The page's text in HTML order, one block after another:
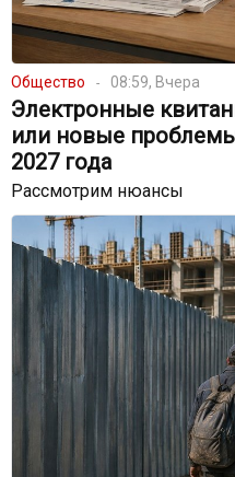
Общество 08:59, Вчера
Электронные
или новые
2027 года
Рассмотрим нюансы